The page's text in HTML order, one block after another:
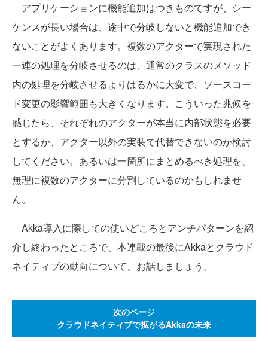
アプリケーションに機能追加はつきものですが、シー
ケンスが長い場合は、途中で分岐しないと機能追加でき
ないことがよくあります。複数のアクターで実現された
一連の処理を分岐させるのは、通常のクラスのメソッド
内の処理を分岐させるよりはるかに大変で、ソースコー
ド変更の影響範囲も大きくなります。こういった兆候を
感じたら、それぞれのアクターが本当に内部状態を必要
とするか、アクター以外の実装で代替できないのか検討
してください。あるいは一箇所にまとめるべき処理を、
無理に複数のアクターに分割しているのかもしれませ
ん。
Akka導入に際しての使いどころとアンチパターンを紹
介し終わったところで、本連載の最後にAkkaとクラウド
ネイティブの動向について、お話しましょう。
次のページ
クラウドネイティブで拡がるAkkaの未来